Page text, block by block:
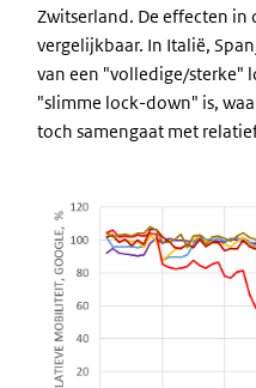
Zwitserland. De effecten
vergelijkbaar. In Italië,
van een "volledige/sterke"
"slimme lock-down" is,
toch samengaat met